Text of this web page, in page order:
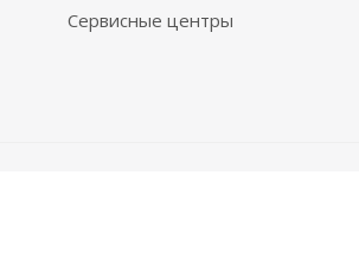
Сервисные центры